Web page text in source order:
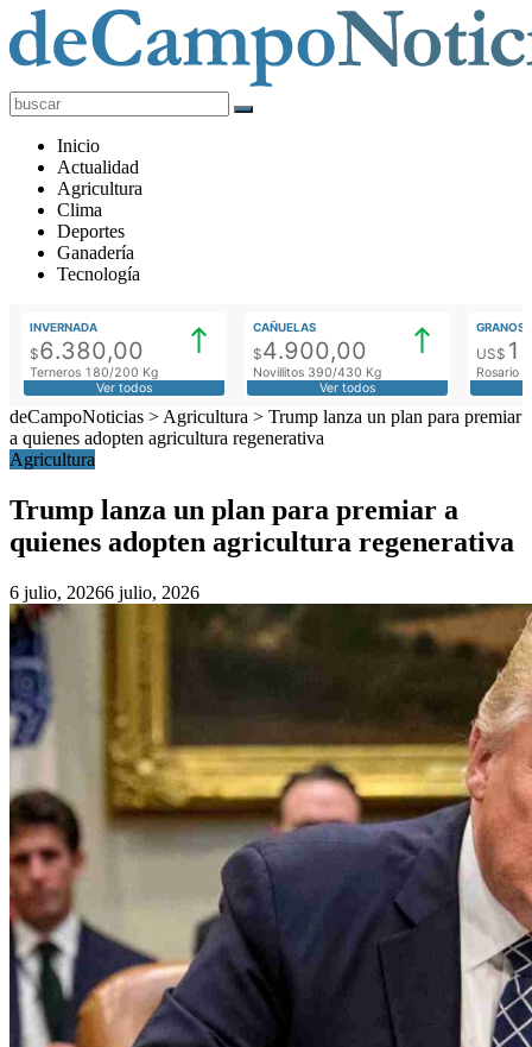
deCampoNoticias
Actualidad
Agropecuaria
Inicio
Actualidad
Agricultura
Clima
Deportes
Ganadería
Tecnología
INVERNADA
$6.380,00
Terneros 180/200 Kg
Ver todos
CAÑUELAS
$4.900,00
Novillitos 390/430 Kg
Ver todos
GRANOS
US$
Rosario
deCampoNoticias > Agricultura > Trump lanza un plan para premiar
a quienes adopten agricultura regenerativa
Agricultura
Trump lanza un plan para premiar a
quienes adopten agricultura regenerativa
6 julio, 20266 julio, 2026